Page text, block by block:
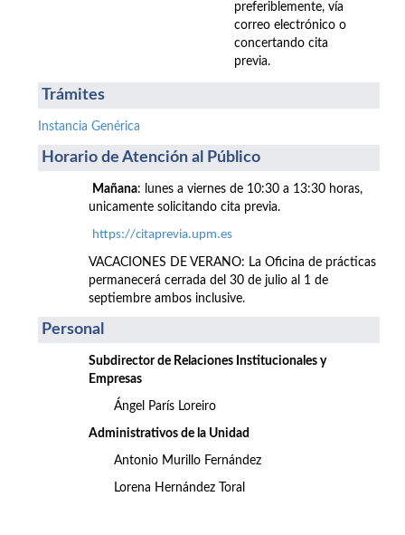
preferiblemente, vía
correo electrónico o
concertando cita
previa.
Trámites
Instancia Genérica
Horario de Atención al Público
Mañana: lunes a viernes de 10:30 a 13:30 horas,
unicamente solicitando cita previa.
https://citaprevia.upm.es
VACACIONES DE VERANO: La Oficina de prácticas
permanecerá cerrada del 30 de julio al 1 de
septiembre ambos inclusive.
Personal
Subdirector de Relaciones Institucionales y
Empresas
Ángel París Loreiro
Administrativos de la Unidad
Antonio Murillo Fernández
Lorena Hernández Toral